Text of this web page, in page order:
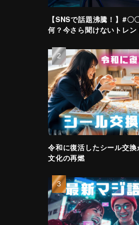
【SNSで話題沸騰！】#〇
何？今さら聞けないトレン
令和に復活したシール交
文化の再燃